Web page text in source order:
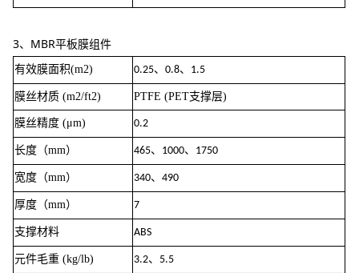
3、MBR平板膜组件
有效膜面积(m2) 0.25、 0.8、 1.5
膜丝材质 (m2/ft2) PTFE (PET支撑层)
膜丝精度 (μm) 0.2
长度（mm） 465、 1000、 1750
宽度（mm） 340、 490
厚度（mm） 7
支撑材料 ABS
元件毛重 (kg/lb) 3.2、 5.5